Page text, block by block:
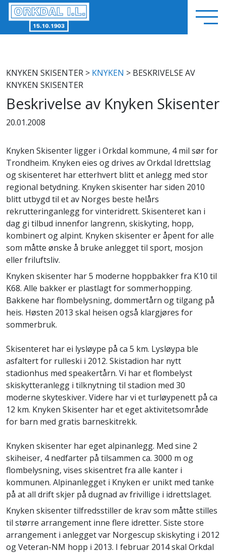
KNYKEN SKISENTER > KNYKEN > BESKRIVELSE AV
KNYKEN SKISENTER
Beskrivelse av Knyken Skisenter
20.01.2008
Knyken Skisenter ligger i Orkdal kommune, 4 mil sør for
Trondheim. Knyken eies og drives av Orkdal Idrettslag
og skisenteret har etterhvert blitt et anlegg med stor
regional betydning. Knyken skisenter har siden 2010
blitt utbygd til et av Norges beste helårs
rekrutteringanlegg for vinteridrett. Skisenteret kan i
dag gi tilbud innenfor langrenn, skiskyting, hopp,
kombinert og alpint. Knyken skisenter er åpent for alle
som måtte ønske å bruke anlegget til sport, mosjon
eller friluftsliv.
Knyken skisenter har 5 moderne hoppbakker fra K10 til
K68. Alle bakker er plastlagt for sommerhopping.
Bakkene har flombelysning, dommertårn og tilgang på
heis. Høsten 2013 skal heisen også klargjøres for
sommerbruk.
Skisenteret har ei lysløype på ca 5 km. Lysløypa ble
asfaltert for rulleski i 2012. Skistadion har nytt
stadionhus med speakertårn. Vi har et flombelyst
skiskytteranlegg i tilknytning til stadion med 30
moderne skyteskiver. Videre har vi et turløypenett på ca
12 km. Knyken Skisenter har et eget aktivitetsområde
for barn med gratis barneskitrekk.
Knyken skisenter har eget alpinanlegg. Med sine 2
skiheiser, 4 nedfarter på tilsammen ca. 3000 m og
flombelysning, vises skisentret fra alle kanter i
kommunen. Alpinanlegget i Knyken er unikt med tanke
på at all drift skjer på dugnad av frivillige i idrettslaget.
Knyken skisenter tilfredsstiller de krav som måtte stilles
til større arrangement inne flere idretter. Siste store
arrangement i anlegget var Norgescup skiskyting i 2012
og Veteran-NM hopp i 2013. I februar 2014 skal Orkdal